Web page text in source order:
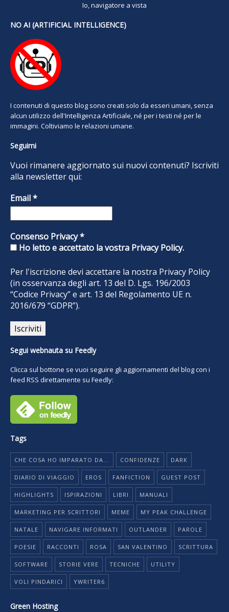
Io, navigatore a vista
NO AI (ARTIFICIAL INTELLIGENCE)
I contenuti di questo blog sono creati solo da esseri umani, senza
alcun utilizzo dell'Intelligenza Artificiale, né per i testi né per le
immagini. Coltiviamo le relazioni umane.
Seguimi
Vuoi rimanere aggiornato sui nuovi contenuti? Iscriviti
alla newsletter qui:
Email*
Consenso Privacy*
Ho letto e accettato la vostra Privacy Policy.
Per l'iscrizione devi accettare la nostra Privacy Policy
(in osservanza degli art. 13 del D. Lgs. 196/2003
“Codice Privacy” e art. 13 del Regolamento UE n.
2016/679 “GDPR”).
Segui webnauta su Feedly
Clicca sul bottone se vuoi seguire gli aggiornamenti del blog con i
feed RSS direttamente su Feedly:
Tags
CHE COSA HO IMPARATO DA... CONFIDENZE DARK
DIARIO DI VIAGGIO EROS FANFICTION GUEST POST
HIGHLIGHTS ISPIRAZIONI LIBRI MANUALI
MARKETING PER SCRITTORI MEME MY PEAK CHALLENGE
NATALE NAVIGARE INFORMATI OUTLANDER PAROLE
POESIE RACCONTI ROSA SAN VALENTINO SCRITTURA
SOFTWARE STORIE VERE TECNICHE UTILITY
VOLI PINDARICI YWRITER6
Green Hosting